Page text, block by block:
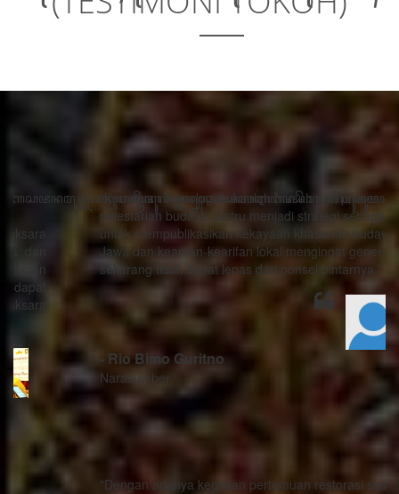
“Kemajuan teknologi bukanlah musuh dari proses
pelestarian budaya, justru menjadi strategi sebagai alat
untuk mempublikasikan kekayaan khasanah budaya
Jawa dan kearifan-kearifan lokal mengingat generasi
sekarang tidak dapat lepas dari ponsel pintarnya.”
- Rio Bimo Guritno
Narasumber
"Dengan adanya kegiatan pertemuan restorasi sosial